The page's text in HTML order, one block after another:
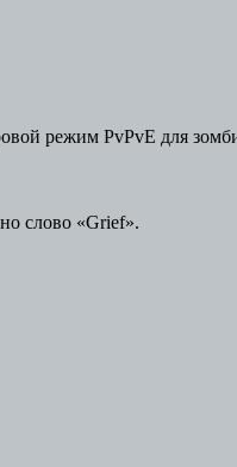
режим PvPvE для